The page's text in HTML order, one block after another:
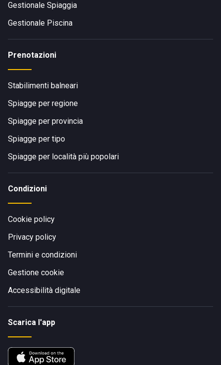
Gestionale Spiaggia
Gestionale Piscina
Prenotazioni
Stabilimenti balneari
Spiagge per regione
Spiagge per provincia
Spiagge per tipo
Spiagge per località più popolari
Condizioni
Cookie policy
Privacy policy
Termini e condizioni
Gestione cookie
Accessibilità digitale
Scarica l'app